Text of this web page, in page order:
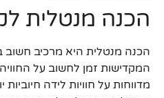
הכנה מנטלית
הכנה מנטלית היא מרכיב חשוב
המקדישות זמן לחשוב על
מדווחות על חוויות לידה